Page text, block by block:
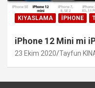
KIYASLAMA IPHONE
iPhone 12 Mini mi
23 Ekim 2020 Tayfun